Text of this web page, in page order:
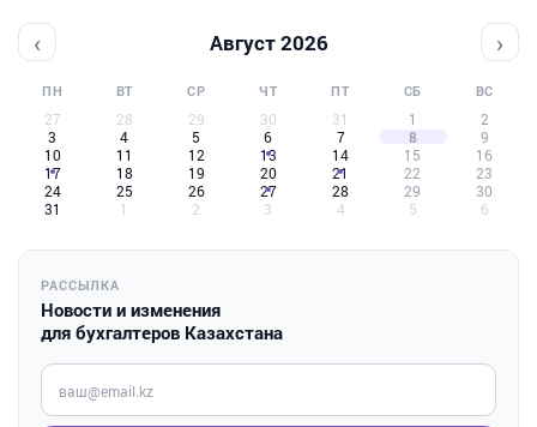
‹ Август 2026 ›
ПН ВТ СР ЧТ ПТ СБ ВС
27 28 29 30 31 1
2
3
4 5 6 7 8
9
10
11 12 13 14 15
16
17
18 19 20 21 22
23
24
25 26 27 28 29
30
31
1 2 3 4 5 6
РАССЫЛКА
Новости и изменения
для бухгалтеров Казахстана
Введите ваш e-mail